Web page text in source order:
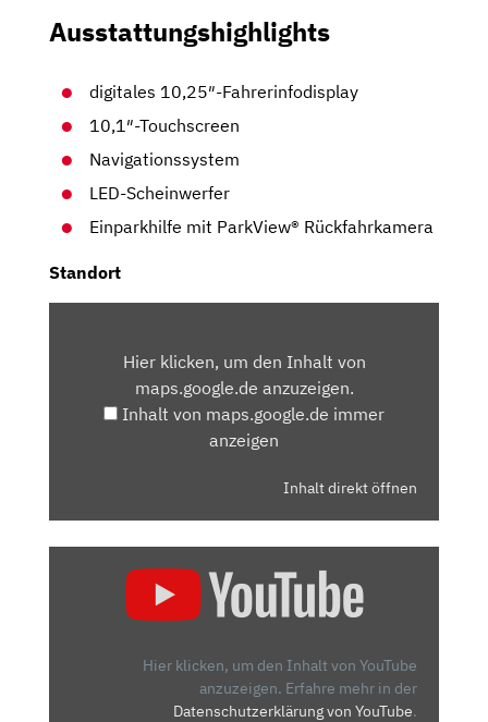
Ausstattungshighlights
digitales 10,25″-Fahrerinfodisplay
10,1″-Touchscreen
Navigationssystem
LED-Scheinwerfer
Einparkhilfe mit ParkView® Rückfahrkamera
Standort
MAPS.GOOGLE.DEHier klicken, um den Inhalt von
maps.google.de anzuzeigen.
Inhalt von maps.google.de immer
anzeigen
Inhalt direkt öffnen
COMPASS
Hier klicken, um den Inhalt von YouTube
anzuzeigen. Erfahre mehr in der
Datenschutzerklärung von YouTube.